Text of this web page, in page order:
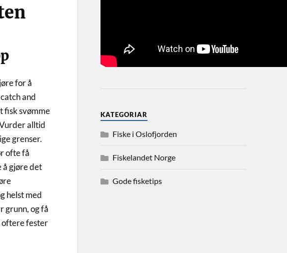
for å
and
fisk svømme
alltid
grenser.
ofte få
å gjøre det
helst med
grunn, og få
oftere fester
KATEGORIAR
Fiske i Oslofjorden
Fiskelandet Norge
Gode fisketips